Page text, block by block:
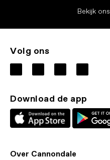
Bekijk ons
Volg ons
Download de app
Over Cannondale